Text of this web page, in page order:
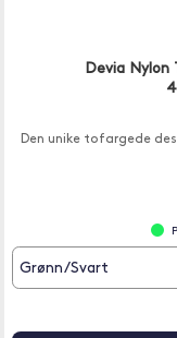
Devia Nylon
Den unike tofargede
Grønn/Svart